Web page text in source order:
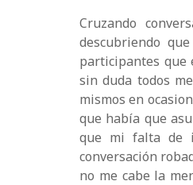
Cruzando
descubriendo
participantes que
sin duda todos
mismos en
que había que
que mi falta de
conversación
no me cabe la